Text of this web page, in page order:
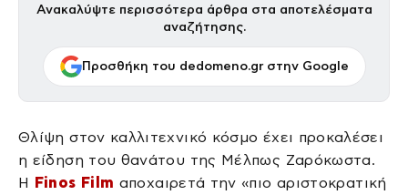
Ανακαλύψτε περισσότερα άρθρα στα αποτελέσματα
αναζήτησης.
Προσθήκη του dedomeno.gr στην Google
Θλίψη στον καλλιτεχνικό κόσμο έχει προκαλέσει
η είδηση του θανάτου της Μέλπως Ζαρόκωστα.
Η
Finos Film αποχαιρετά την «πιο αριστοκρατική